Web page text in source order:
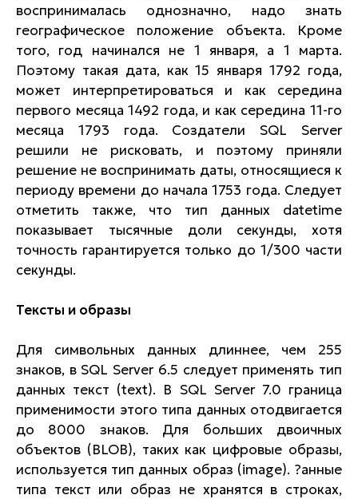
воспринималась однозначно, надо знать
географическое положение объекта. Кроме
того, год начинался не 1 января, а 1 марта.
Поэтому такая дата, как 15 января 1792 года,
может интерпретироваться и как середина
первого месяца 1492 года, и как середина 11-го
месяца 1793 года. Создатели SQL Server
решили не рисковать, и поэтому приняли
решение не воспринимать даты, относящиеся к
периоду времени до начала 1753 года. Следует
отметить также, что тип данных datetime
показывает тысячные доли секунды, хотя
точность гарантируется только до 1/300 части
секунды.
Тексты и образы
Для символьных данных длиннее, чем 255
знаков, в SQL Server 6.5 следует применять тип
данных текст (text). В SQL Server 7.0 граница
применимости этого типа данных отодвигается
до 8000 знаков. Для больших двоичных
объектов (BLOB), таких как цифровые образы,
используется тип данных образ (image). ?анные
типа текст или образ не хранятся в строках,